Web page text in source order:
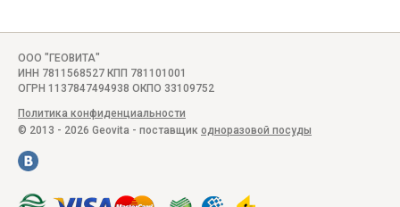
ООО "ГЕОВИТА"
ИНН 7811568527 КПП 781101001
ОГРН 1137847494938 ОКПО 33109752
Политика конфиденциальности
© 2013 - 2026 Geovita - поставщик одноразовой посуды